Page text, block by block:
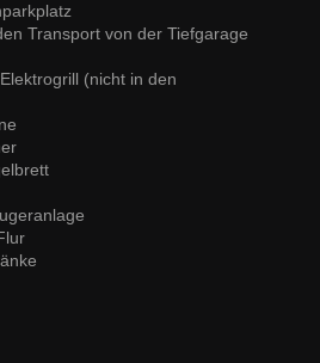
Transport von der Tiefgarage
(nicht in den